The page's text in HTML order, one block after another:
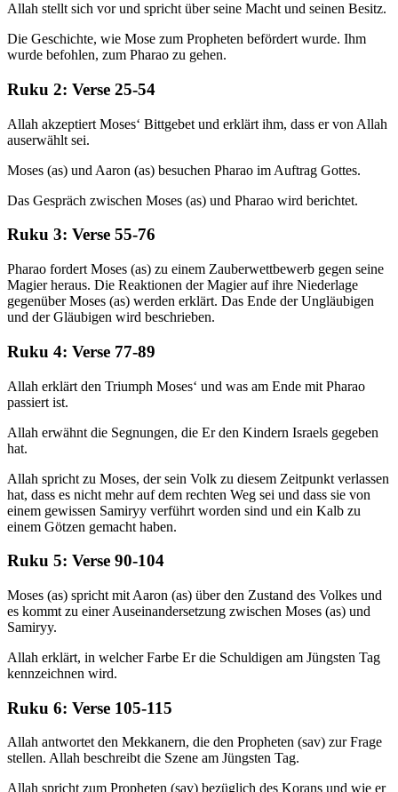
Allah stellt sich vor und spricht über seine Macht und seinen Besitz.
Die Geschichte, wie Mose zum Propheten befördert wurde. Ihm
wurde befohlen, zum Pharao zu gehen.
Ruku 2: Verse 25-54
Allah akzeptiert Moses‘ Bittgebet und erklärt ihm, dass er von Allah
auserwählt sei.
Moses (as) und Aaron (as) besuchen Pharao im Auftrag Gottes.
Das Gespräch zwischen Moses (as) und Pharao wird berichtet.
Ruku 3: Verse 55-76
Pharao fordert Moses (as) zu einem Zauberwettbewerb gegen seine
Magier heraus. Die Reaktionen der Magier auf ihre Niederlage
gegenüber Moses (as) werden erklärt. Das Ende der Ungläubigen
und der Gläubigen wird beschrieben.
Ruku 4: Verse 77-89
Allah erklärt den Triumph Moses‘ und was am Ende mit Pharao
passiert ist.
Allah erwähnt die Segnungen, die Er den Kindern Israels gegeben
hat.
Allah spricht zu Moses, der sein Volk zu diesem Zeitpunkt verlassen
hat, dass es nicht mehr auf dem rechten Weg sei und dass sie von
einem gewissen Samiryy verführt worden sind und ein Kalb zu
einem Götzen gemacht haben.
Ruku 5: Verse 90-104
Moses (as) spricht mit Aaron (as) über den Zustand des Volkes und
es kommt zu einer Auseinandersetzung zwischen Moses (as) und
Samiryy.
Allah erklärt, in welcher Farbe Er die Schuldigen am Jüngsten Tag
kennzeichnen wird.
Ruku 6: Verse 105-115
Allah antwortet den Mekkanern, die den Propheten (sav) zur Frage
stellen. Allah beschreibt die Szene am Jüngsten Tag.
Allah spricht zum Propheten (sav) bezüglich des Korans und wie er